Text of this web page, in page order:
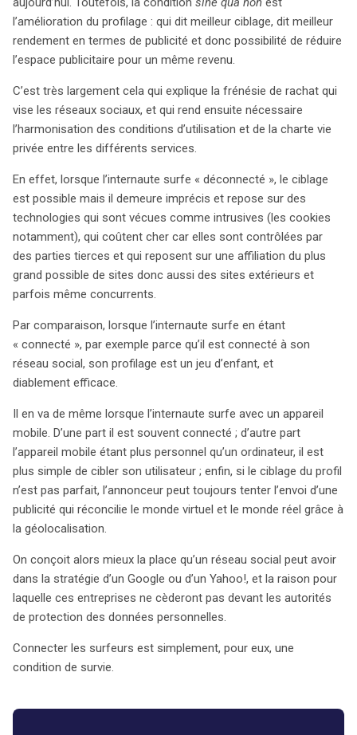
l’amélioration du profilage : qui dit meilleur ciblage, dit meilleur
rendement en termes de publicité et donc possibilité de réduire
l’espace publicitaire pour un même revenu.
C’est très largement cela qui explique la frénésie de rachat qui
vise les réseaux sociaux, et qui rend ensuite nécessaire
l’harmonisation des conditions d’utilisation et de la charte vie
privée entre les différents services.
En effet, lorsque l’internaute surfe « déconnecté », le ciblage
est possible mais il demeure imprécis et repose sur des
technologies qui sont vécues comme intrusives (les cookies
notamment), qui coûtent cher car elles sont contrôlées par
des parties tierces et qui reposent sur une affiliation du plus
grand possible de sites donc aussi des sites extérieurs et
parfois même concurrents.
Par comparaison, lorsque l’internaute surfe en étant
« connecté », par exemple parce qu’il est connecté à son
réseau social, son profilage est un jeu d’enfant, et
diablement efficace.
Il en va de même lorsque l’internaute surfe avec un appareil
mobile. D’une part il est souvent connecté ; d’autre part
l’appareil mobile étant plus personnel qu’un ordinateur, il est
plus simple de cibler son utilisateur ; enfin, si le ciblage du profil
n’est pas parfait, l’annonceur peut toujours tenter l’envoi d’une
publicité qui réconcilie le monde virtuel et le monde réel grâce à
la géolocalisation.
On conçoit alors mieux la place qu’un réseau social peut avoir
dans la stratégie d’un Google ou d’un Yahoo!, et la raison pour
laquelle ces entreprises ne cèderont pas devant les autorités
de protection des données personnelles.
Connecter les surfeurs est simplement, pour eux, une
condition de survie.